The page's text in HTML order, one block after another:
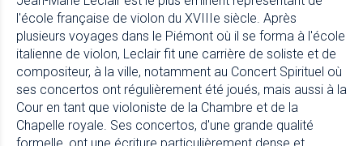
l'école française de violon du XVIIIe siècle. Après
plusieurs voyages dans le Piémont où il se forma à l'école
italienne de violon, Leclair fit une carrière de soliste et de
compositeur, à la ville, notamment au Concert Spirituel où
ses concertos ont régulièrement été joués, mais aussi à la
Cour en tant que violoniste de la Chambre et de la
Chapelle royale. Ses concertos, d'une grande qualité
formelle, ont une écriture particulièrement dense et